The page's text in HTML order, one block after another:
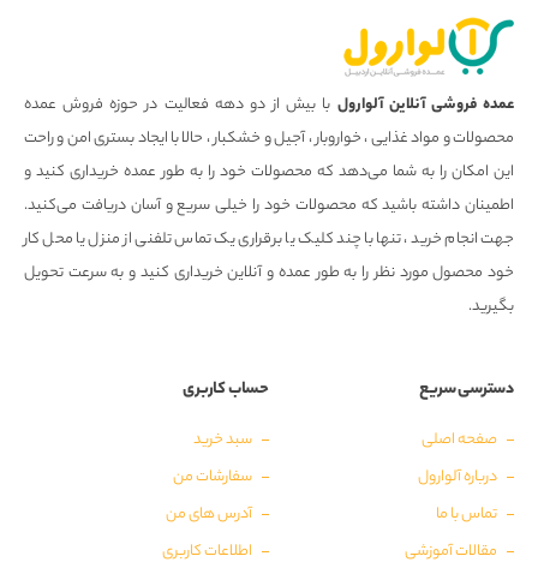
عمده فروشی آنلاین آلوارول با بیش از دو دهه فعالیت در حوزه فروش عمده
محصولات و مواد غذایی ، خواروبار ، آجیل و خشکبار ، حالا با ایجاد بستری امن و راحت
این امکان را به شما می‌دهد که محصولات خود را به طور عمده خریداری کنید و
اطمینان داشته باشید که محصولات خود را خیلی سریع و آسان دریافت می‌کنید.
جهت انجام خرید ، تنها با چند کلیک یا برقراری یک تماس تلفنی از منزل یا محل کار
خود محصول مورد نظر را به طور عمده و آنلاین خریداری کنید و به سرعت تحویل
بگیرید.
دسترسی سریع
صفحه اصلی
درباره آلوارول
تماس با ما
مقالات آموزشی
حساب کاربری
سبد خرید
سفارشات من
آدرس های من
اطلاعات کاربری